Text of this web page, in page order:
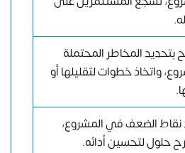
المخاطر المحتملة
واتخاذ خطوات لتقليلها أو
نقاط الضعف في المشروع،
حلول لتحسين أدائه.